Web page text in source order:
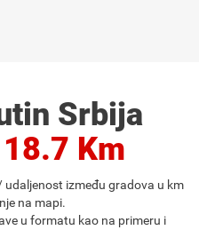
Srbija
18.7 Km
između gradova u km
na mapi.
u formatu kao na primeru i